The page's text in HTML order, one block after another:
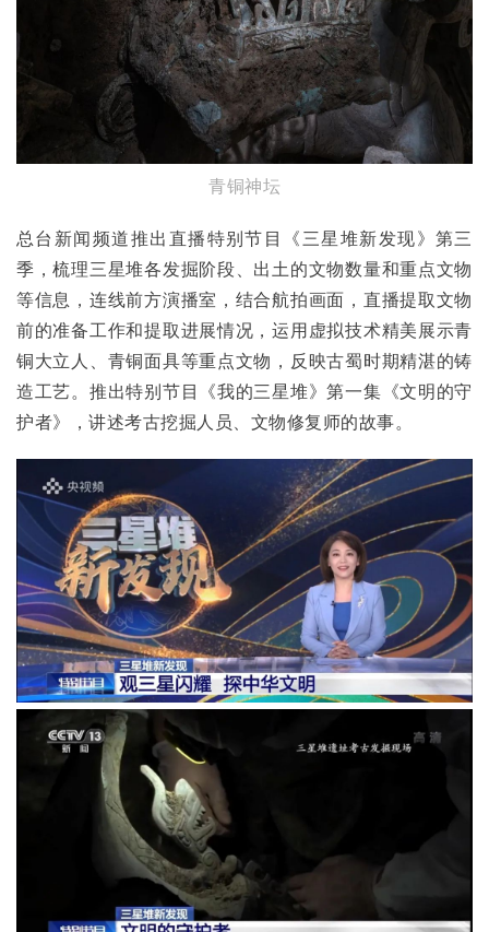
青铜神坛
总台新闻频道推出直播特别节目《三星堆新发现》第三
季，梳理三星堆各发掘阶段、出土的文物数量和重点文物
等信息，连线前方演播室，结合航拍画面，直播提取文物
前的准备工作和提取进展情况，运用虚拟技术精美展示青
铜大立人、青铜面具等重点文物，反映古蜀时期精湛的铸
造工艺。推出特别节目《我的三星堆》第一集《文明的守
护者》，讲述考古挖掘人员、文物修复师的故事。